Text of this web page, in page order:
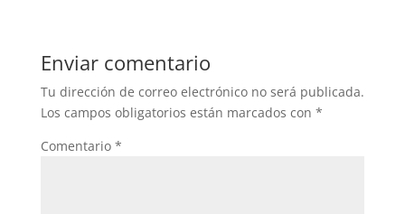
Enviar comentario
Tu dirección de correo electrónico no será publicada.
Los campos obligatorios están marcados con *
Comentario *